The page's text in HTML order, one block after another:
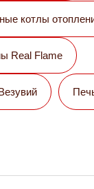
котлы
Real Flame